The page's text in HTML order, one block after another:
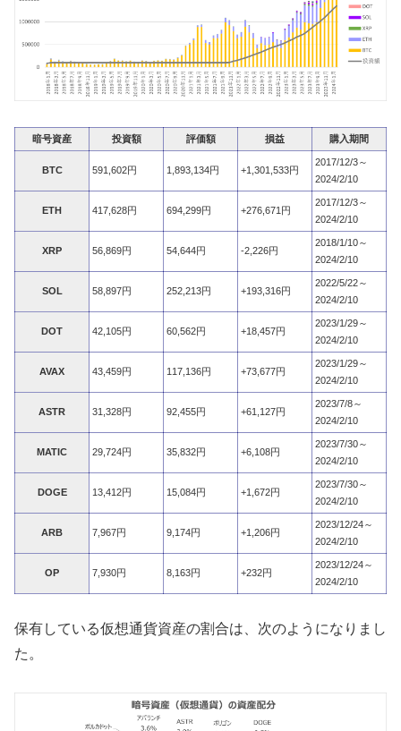
暗号資産 投資額 評価額 損益 購入期間
BTC 591,602円 1,893,134円 +1,301,533円
2017/12/3～
2024/2/10
ETH 417,628円 694,299円 +276,671円
2017/12/3～
2024/2/10
XRP 56,869円 54,644円 -2,226円
2018/1/10～
2024/2/10
SOL 58,897円 252,213円 +193,316円
2022/5/22～
2024/2/10
DOT 42,105円 60,562円 +18,457円
2023/1/29～
2024/2/10
AVAX 43,459円 117,136円 +73,677円
2023/1/29～
2024/2/10
ASTR 31,328円 92,455円 +61,127円
2023/7/8～
2024/2/10
MATIC 29,724円 35,832円 +6,108円
2023/7/30～
2024/2/10
DOGE 13,412円 15,084円 +1,672円
2023/7/30～
2024/2/10
ARB 7,967円 9,174円 +1,206円
2023/12/24～
2024/2/10
OP 7,930円 8,163円 +232円
2023/12/24～
2024/2/10
保有している仮想通貨資産の割合は、次のようになりまし
た。